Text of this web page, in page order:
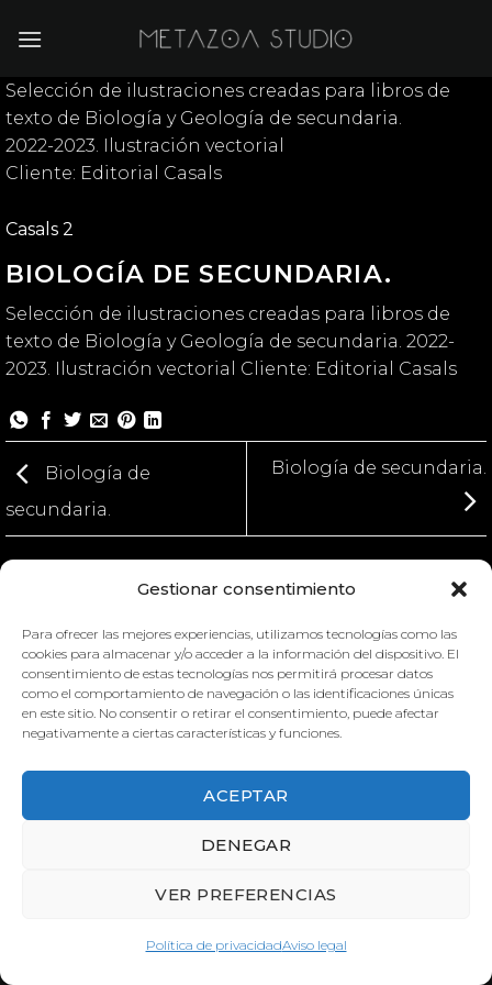
Gestionar consentimiento
Para ofrecer las mejores experiencias, utilizamos tecnologías como las
cookies para almacenar y/o acceder a la información del dispositivo. El
consentimiento de estas tecnologías nos permitirá procesar datos
como el comportamiento de navegación o las identificaciones únicas
en este sitio. No consentir o retirar el consentimiento, puede afectar
negativamente a ciertas características y funciones.
ACEPTAR
DENEGAR
VER PREFERENCIAS
Política de privacidadAviso legal
Casals 2
BIOLOGÍA DE SECUNDARIA.
Selección de ilustraciones creadas para libros de
texto de Biología y Geología de secundaria. 2022-
2023. Ilustración vectorial Cliente: Editorial Casals
Selección de ilustraciones creadas para libros de
texto de Biología y Geología de secundaria.
2022-2023. Ilustración vectorial
Cliente: Editorial Casals
Biología de
secundaria.
Biología de secundaria.
BIOLOGÍA DE SECUNDARIA.
BIOLOGÍA DE SECUNDARIA.